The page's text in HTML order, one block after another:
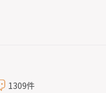
1309件